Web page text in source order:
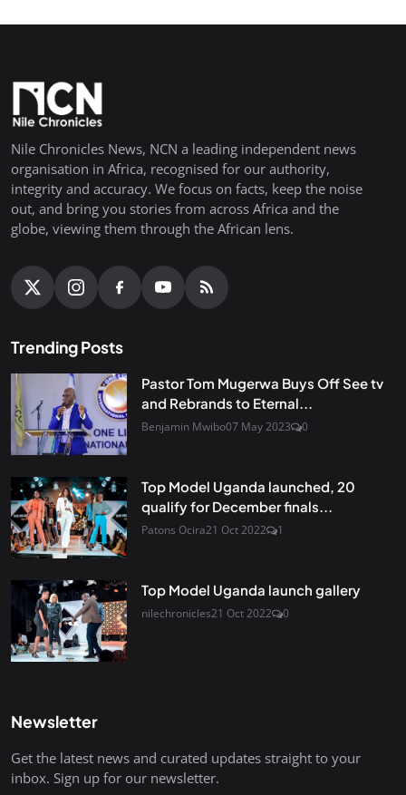
Nile Chronicles News, NCN a leading independent news
organisation in Africa, recognised for our authority,
integrity and accuracy. We focus on facts, keep the noise
out, and bring you stories from across Africa and the
globe, viewing them through the African lens.
Trending Posts
Pastor Tom Mugerwa Buys Off See tv
and Rebrands to Eternal...
Benjamin Mwibo07 May 2023 0
Top Model Uganda launched, 20
qualify for December finals...
Patons Ocira21 Oct 2022 1
Top Model Uganda launch gallery
nilechronicles21 Oct 2022 0
Newsletter
Get the latest news and curated updates straight to your
inbox. Sign up for our newsletter.